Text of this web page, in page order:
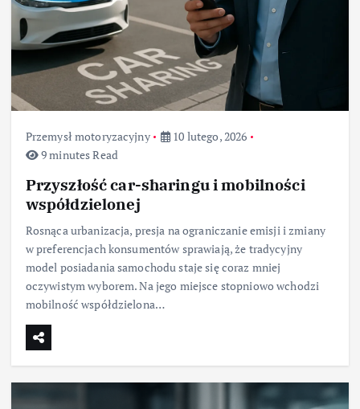
Przemysł motoryzacyjny
10 lutego, 2026
9 minutes Read
Przyszłość car-sharingu i mobilności
współdzielonej
Rosnąca urbanizacja, presja na ograniczanie emisji i zmiany
w preferencjach konsumentów sprawiają, że tradycyjny
model posiadania samochodu staje się coraz mniej
oczywistym wyborem. Na jego miejsce stopniowo wchodzi
mobilność współdzielona…